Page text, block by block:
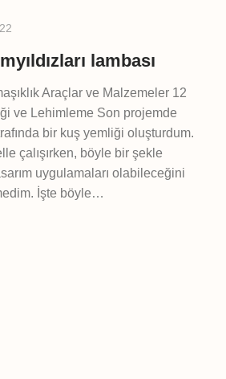
lambası
Araçlar ve Malzemeler 12
ve Lehimleme Son projemde
bir kuş yemliği oluşturdum.
çalışırken, böyle bir şekle
uygulamaları olabileceğini
İşte böyle…